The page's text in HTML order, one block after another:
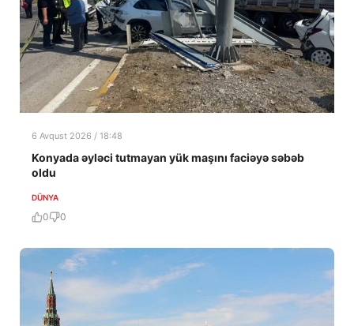
6 Avqust 2026 / 18:48
Konyada əyləci tutmayan yük maşını faciəyə səbəb
oldu
DÜNYA
0 0